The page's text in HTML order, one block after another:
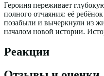
Героиня переживает
полного отчаяния: её
позабыли и вычеркнули из
началом новой истории.
Реакции